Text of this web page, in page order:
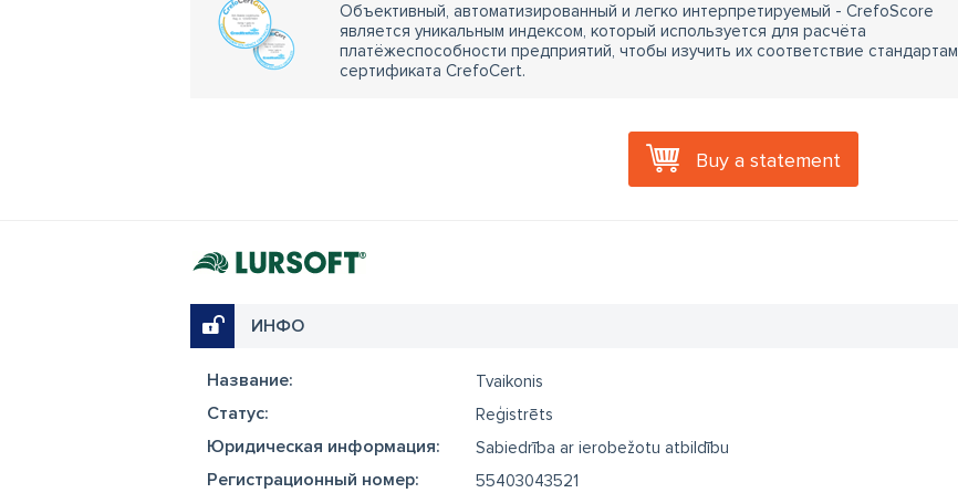
Объективный, автоматизированный и легко интерпретируемый - CrefoScore
является уникальным индексом, который используется для расчёта
платёжеспособности предприятий, чтобы изучить их соответствие стандартам
сертификата CrefoCert.
Buy a statement
ИНФО
Название: Tvaikonis
Cтатус: Reģistrēts
Юридическая информация: Sabiedrība ar ierobežotu atbildību
Регистрационный номер: 55403043521